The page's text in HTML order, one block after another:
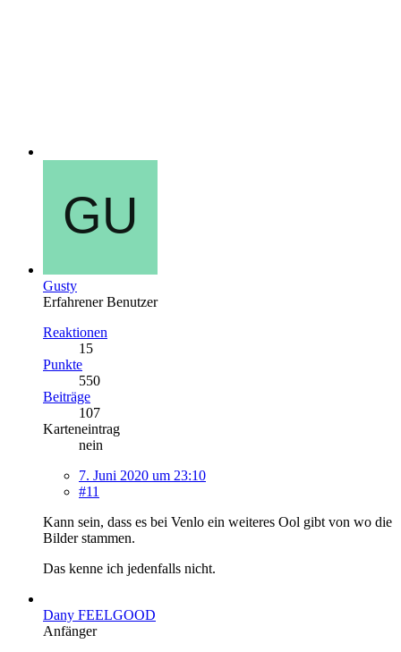
Gusty
Erfahrener Benutzer
Reaktionen
15
Punkte
550
Beiträge
107
Karteneintrag
nein
7. Juni 2020 um 23:10
#11
Kann sein, dass es bei Venlo ein weiteres Ool gibt von wo die
Bilder stammen.
Das kenne ich jedenfalls nicht.
Dany FEELGOOD
Anfänger